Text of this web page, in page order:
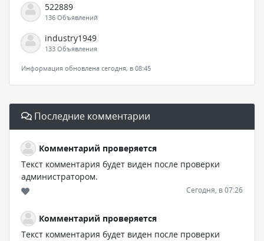
522889
136 Объявлений
industry1949
133 Объявления
Информация обновлена сегодня, в 08:45
Последние комментарии
Комментарий проверяется
Текст комментария будет виден после проверки
администратором.
Сегодня, в 07:26
Комментарий проверяется
Текст комментария будет виден после проверки